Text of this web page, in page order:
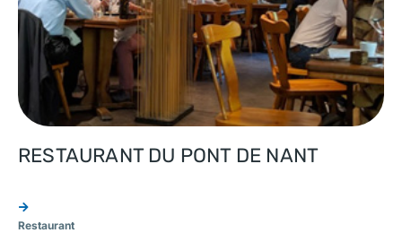
RESTAURANT DU PONT DE NANT
Restaurant